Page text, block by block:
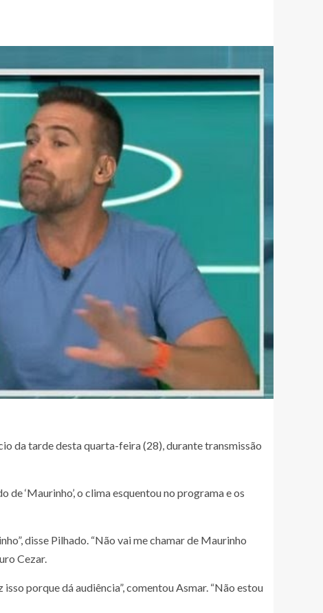
da tarde desta quarta-feira (28), durante transmissão
‘Maurinho’, o clima esquentou no programa e os
disse Pilhado. “Não vai me chamar de Maurinho
Cezar.
porque dá audiência”, comentou Asmar. “Não estou